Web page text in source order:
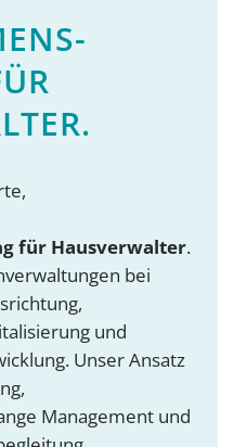
für Hausverwalter.
bei
und
Unser Ansatz
Management und